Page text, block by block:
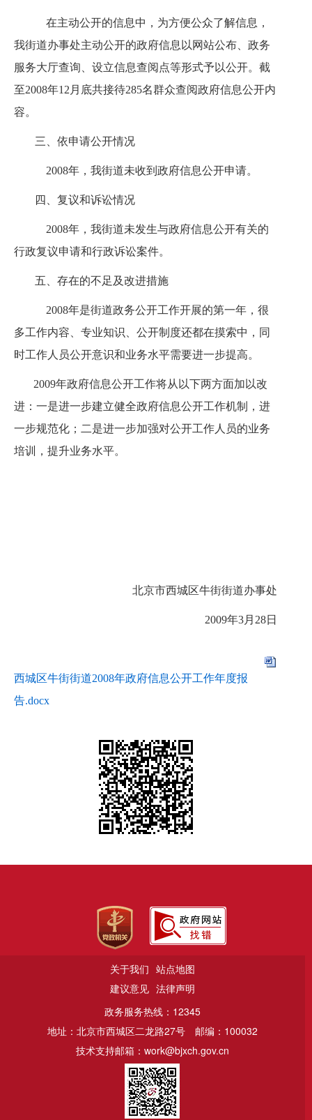
在主动公开的信息中，为方便公众了解信息，
我街道办事处主动公开的政府信息以网站公布、政务
服务大厅查询、设立信息查阅点等形式予以公开。截
至2008年12 月底共接待285名群众查阅政府信息公开内
容。
三、依申请公开情况
2008年，我街道未收到政府信息公开申请。
四、复议和诉讼情况
2008年，我街道未发生与政府信息公开有关的
行政复议申请和行政诉讼案件。
五、存在的不足及改进措施
2008年是街道政务公开工作开展的第一年，很
多工作内容、专业知识、公开制度还都在摸索中，同
时工作人员公开意识和业务水平需要进一步提高。
2009年政府信息公开工作将从以下两方面加以改
进：一是进一步建立健全政府信息公开工作机制，进
一步规范化；二是进一步加强对公开工作人员的业务
培训，提升业务水平。
北京市西城区牛街街道办事处
2009年3月 28日
西城区牛街街道2008年政府信息公开工作年度报
告.docx
关于我们 站点地图
建议意见 法律声明
政务服务热线：12345
地址：北京市西城区二龙路27号
邮编：100032
技术支持邮箱：work@bjxch.gov.cn